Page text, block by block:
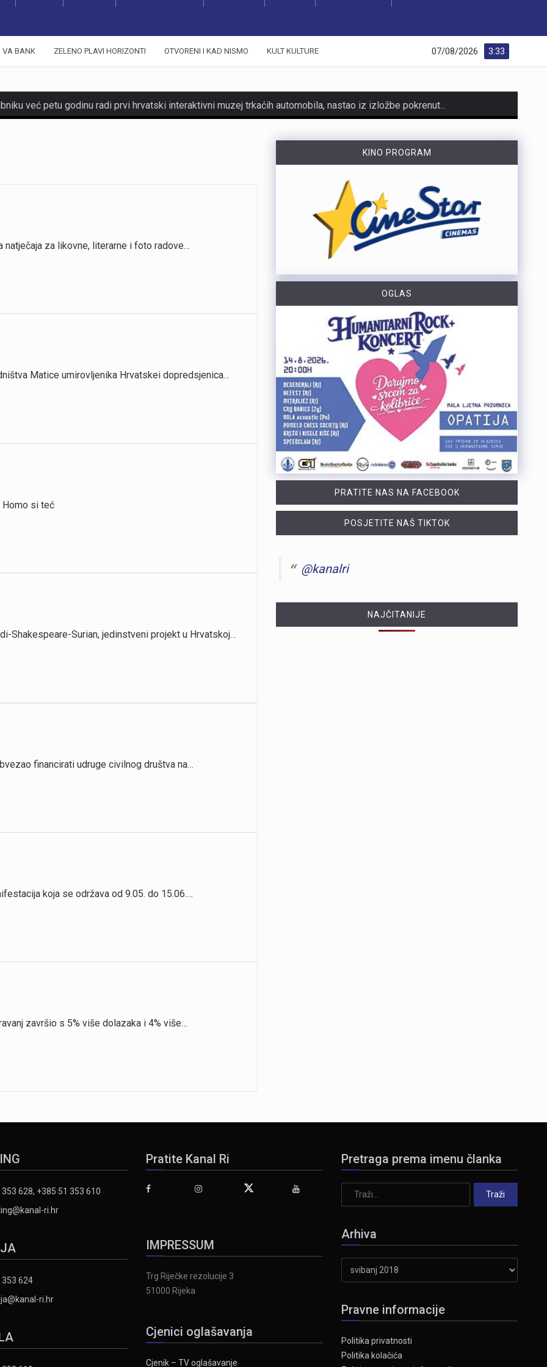
VA BANK ZELENO PLAVI HORIZONTI OTVORENI I KAD NISMO KULT KULTURE 3:33
07/08/2026
https://youtu.be/mldUU0Knk1Y U prometnoj nesreći u Rijeci teško je ozlijeđena 75-godišnja pješakinja, dok je 80-godišnji pješak prošao s lakšim ozljedama. Na njih je na pješačkom prijelazu naletio autobus kojim je upravljao 54-godišnji vozač. Nesreća se dogodila u utorak, 4. kolovoza, oko 18 sati na raskrižju Ulice Ivana Zajca i Ribarske ulice.
https://youtu.be/TrD_YDDOMIw Nogometaši Rijeke večeras u 20 sati i 45 minuta na stadionu Rujevica igraju utakmicu trećeg kola kvalifikacija za Konferencijsku ligu protiv finskog Ilvesa. Trener Matjaž Kek i igrač Branko Pavić naglašavaju kako u Europi nema mjesta za prosječnost te da ih očekuje teška utakmica protiv suparnika koji se dobro brani i kvalitetno izlazi u tranziciju. Cilj Rijeke je ostvariti što veću rezultatsku razliku u susretu koji traje najmanje 180 minuta. Više u videoprilogu:
Turistička zajednica Kvarnera pokrenula je novi video serijal pod nazivom Nona Chef. Projekt se temelji na receptima koji se prenose generacijama. Nastali su od lokalnih namirnica iz mora, s otoka, iz gorja i vrtova. Cilj projekta je očuvanje kvarnerske gastronomske baštine. Recepti trebaju ostati dio svakodnevice novih generacija. Serijal upoznaje gledatelje s autentičnim kvarnerskim nonama. Prikazuje njihove obiteljske recepte i priče. Uz recepte, video susreti donose mirise domaće kuhinje. Važan dio serijala čine i lokalni dijalekti. Epizode donose izvorne izraze, sjećanja i životne priče. Svaka nova epizoda predstavlja novi recept i novo lice Kvarnera. Godina Europske regije gastronomije bila je povod za projekt. "Nadamo se da će naše none – i poneki nono - mnogima biti najljepši poziv da posjete Kvarner i upoznaju ga kroz njegove okuse", izjavila je Marijana Kalčić. Direktorica TZ Kvarnera ističe važnost ove priče. Projekt dočarava običaje i način života regije. Najave na društvenim mrežama već imaju pozitivne komentare. Publika time pokazuje da cijeni autentične priče.Serijal se može pratiti na digitalnim kanalima TZ Kvarnera. Prvi video i najava dostupni su na Instagram profilu. Poveznice na najavu serijala Nona Chef i na prvi video: https://www.instagram.com/p/DbsDD-KsUCJ/
U razdoblju od 1. do 5. kolovoza na području Policijske uprave primorsko-goranske zabilježeno je devet provalnih krađa u domove, od kojih su tri ostale u pokušaju. Kaznena djela počinjena su u centru Rijeke, na Trsatu, na području općine Čavle te na otocima Rabu i Krku. Nepoznati počinitelji su iz stambenih objekata otuđili novac, nakit i satove. Ukupna materijalna šteta procjenjuje se na više desetaka tisuća eura. Policijski službenici intenzivno tragaju za počiniteljima i otuđenim predmetima, a građanima donosimo službene savjete za zaštitu domova. Mehanička i tehnička zaštita Kvalitetna stolarija i brave: Ugradite protuprovalna vrata s kvalitetnim cilindrom i višestrukim zaključavanjem. Postavite dodatne zasune na prozore i balkonska vrata. Rasvjeta na senzor: Postavite senzorsku vanjsku rasvjetu ispred ulaza, u dvorištu i na balkonima jer provalnici izbjegavaju osvijetljena mjesta. Alarm i videonadzor: Vidljivo postavljene kamere i naljepnice upozorenja o alarmu djeluju kao snažan odvraćajući faktor. Svakodnevne navike Uvijek zaključavajte vrata: Zaključajte ulazna vrata i zatvorite prozore čak i kada odlazite na samo nekoliko minuta. Bez skrivenih ključeva: Nikada ne ostavljajte ključeve ispod otirača, u teglama za cvijeće ili iznad vrata. Provjera identiteta: Ne otvarajte vrata nepoznatim osobama dok ne utvrdite tko su Savjeti za dulja izbivanja i putovanja Stvorite privid prisutnosti: Zamolite…
za likovne, literarne i foto radove…
Matice umirovljenika Hrvatskei dopredsjenica…
Homo si teć
Shakespeare-Surian, jedinstveni projekt u Hrvatskoj…
financirati udruge civilnog društva na…
koja se održava od 9.05. do 15.06.…
završio s 5% više dolazaka i 4% više…
KINO PROGRAM
OGLAS
PRATITE NAS NA FACEBOOK
POSJETITE NAŠ TIKTOK
@kanalri
NAJČITANIJE
628, +385 51 353 610
ri.hr
624
ri.hr
Pratite Kanal Ri
IMPRESSUM
Trg Riječke rezolucije 3
51000 Rijeka
Cjenici oglašavanja
Cjenik – TV oglašavanje
Pretraga prema imenu članka
Arhiva
Pravne informacije
Politika privatnosti
Politika kolačića